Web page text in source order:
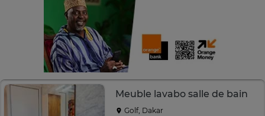
Meuble lavabo salle de bain
Golf, Dakar